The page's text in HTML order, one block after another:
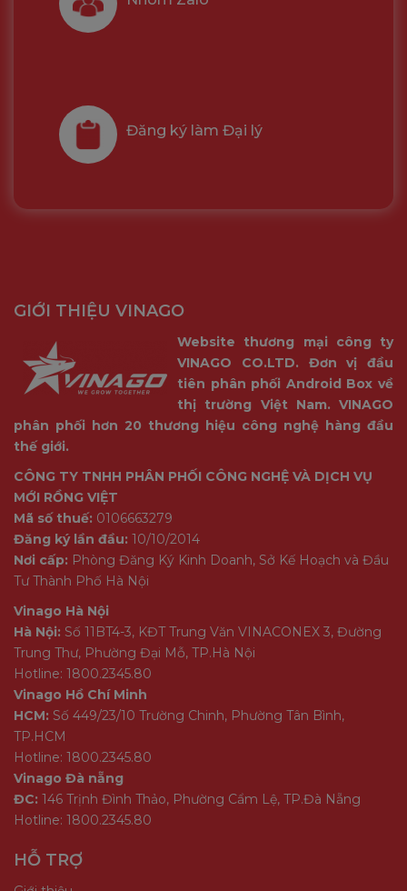
Đăng ký làm Đại lý
GIỚI THIỆU VINAGO
Website thương mại công ty
VINAGO CO.LTD. Đơn vị đầu
tiên phân phối Android Box về
thị trường Việt Nam. VINAGO
phân phối hơn 20 thương hiệu công nghệ hàng đầu
thế giới.
CÔNG TY TNHH PHÂN PHỐI CÔNG NGHỆ VÀ DỊCH VỤ
MỚI RỒNG VIỆT
Mã số thuế: 0106663279
Đăng ký lần đầu: 10/10/2014
Nơi cấp: Phòng Đăng Ký Kinh Doanh, Sở Kế Hoạch và Đầu
Tư Thành Phố Hà Nội
Vinago Hà Nội
Hà Nội: Số 11BT4-3, KĐT Trung Văn VINACONEX 3, Đường
Trung Thư, Phường Đại Mỗ, TP.Hà Nội
Hotline: 1800.2345.80
Vinago Hồ Chí Minh
HCM: Số 449/23/10 Trường Chinh, Phường Tân Bình,
TP.HCM
Hotline: 1800.2345.80
Vinago Đà nẵng
ĐC: 146 Trịnh Đình Thảo, Phường Cẩm Lệ, TP.Đà Nẵng
Hotline: 1800.2345.80
HỖ TRỢ